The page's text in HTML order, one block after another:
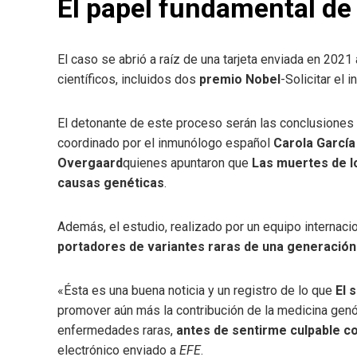
El papel fundamental
El caso se abrió a raíz de una tarjeta enviada en
científicos, incluidos dos premio Nobel-Solicitar el
El detonante de este proceso serán las
coordinado por el inmunólogo español Carola
Overgaardquienes apuntaron que Las muertes de
causas genéticas.
Además, el estudio, realizado por un equipo
portadores de variantes raras de una
«Ésta es una buena noticia y un registro de lo que El
promover aún más la contribución de la medicina
enfermedades raras, antes de sentirme culpable
electrónico enviado a EFE.